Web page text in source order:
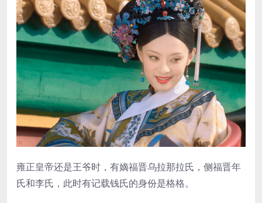
雍正皇帝还是王爷时，有嫡福晋乌拉那拉氏，侧福晋年
氏和李氏，此时有记载钱氏的身份是格格。